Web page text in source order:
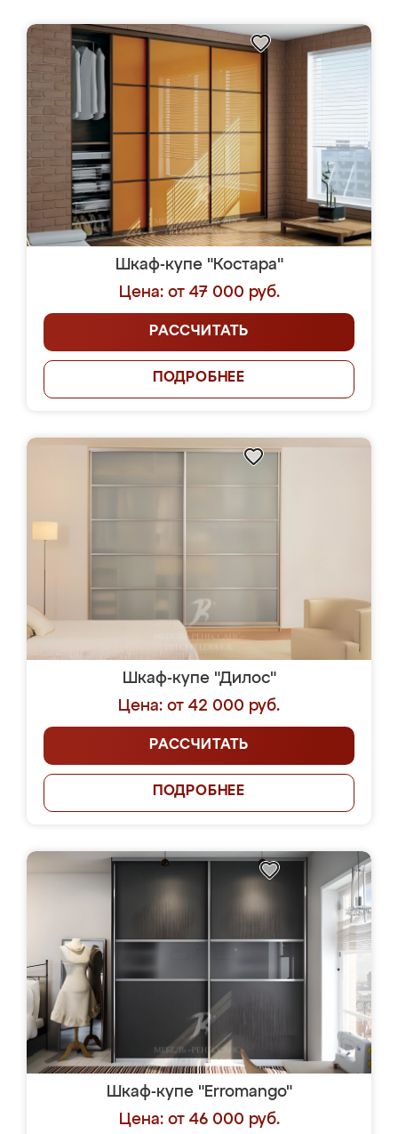
Шкаф-купе "Костара"
Цена: от 47 000 руб.
РАССЧИТАТЬ
ПОДРОБНЕЕ
Шкаф-купе "Дилос"
Цена: от 42 000 руб.
РАССЧИТАТЬ
ПОДРОБНЕЕ
Шкаф-купе "Erromango"
Цена: от 46 000 руб.